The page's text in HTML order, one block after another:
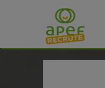
Saut au contenu